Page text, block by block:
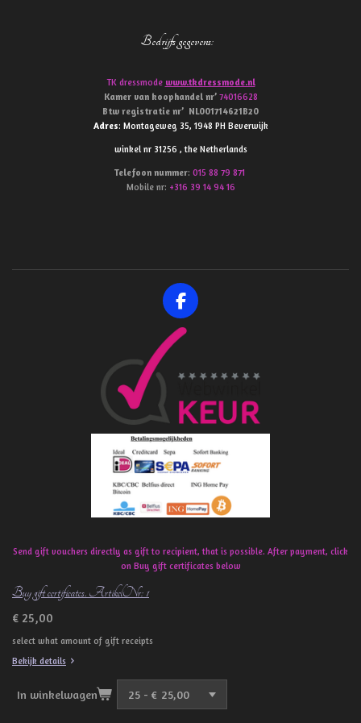
Bedrijfs gegevens:
TK dressmode www.tkdressmode.nl
Kamer van koophandel nr’ 74016628
Btw registratie nr’ NL001714621B20
Adres: Montageweg 35, 1948 PH Beverwijk
winkel nr 31256 , the Netherlands
Telefoon nummer: 015 88 79 871
Mobile nr: +316 39 14 94 16
F
a
c
b
o
k
Send gift vouchers directly as gift to recipient, that is possible. After payment, click
on Buy gift certificates below
Buy gift certificates. ArtikelNr: 1
€ 25,00
select what amount of gift receipts
Bekijk details
In winkelwagen